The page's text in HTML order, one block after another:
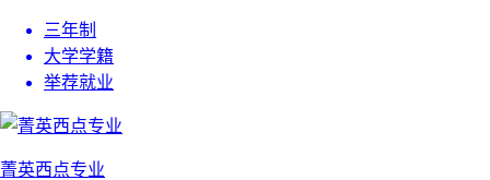
三年制
大学学籍
举荐就业
菁英西点专业